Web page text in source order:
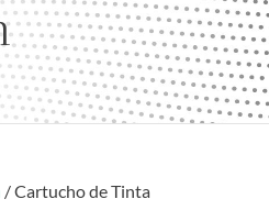
/ Cartucho de Tinta